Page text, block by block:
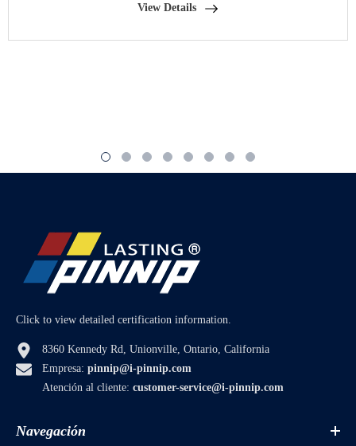
View Details
Click to view detailed certification information.
8360 Kennedy Rd, Unionville, Ontario, California
Empresa: pinnip@i-pinnip.com
Atención al cliente: customer-service@i-pinnip.com
Navegación